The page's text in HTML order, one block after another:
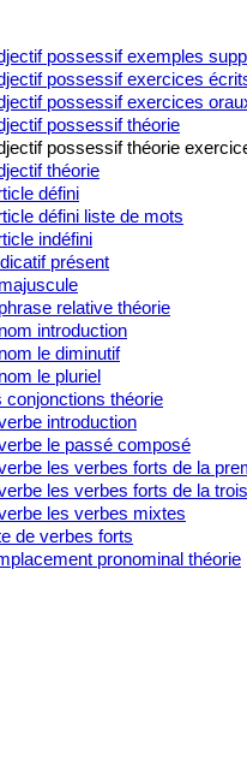
possessif exemples
possessif exercices
possessif exercices
possessif théorie
possessif théorie
théorie
défini
défini liste de mots
indéfini
présent
relative théorie
introduction
le diminutif
le pluriel
conjonctions théorie
introduction
le passé composé
les verbes forts de la
les verbes forts de la
les verbes mixtes
de verbes forts
pronominal théorie